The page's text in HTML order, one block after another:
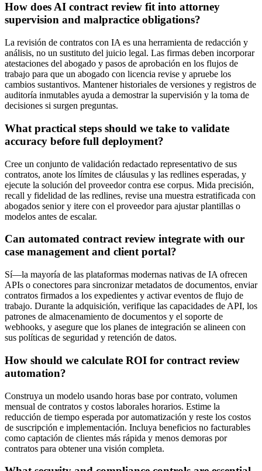
How does AI contract review fit into attorney
supervision and malpractice obligations?
La revisión de contratos con IA es una herramienta de redacción y
análisis, no un sustituto del juicio legal. Las firmas deben incorporar
atestaciones del abogado y pasos de aprobación en los flujos de
trabajo para que un abogado con licencia revise y apruebe los
cambios sustantivos. Mantener historiales de versiones y registros de
auditoría inmutables ayuda a demostrar la supervisión y la toma de
decisiones si surgen preguntas.
What practical steps should we take to validate
accuracy before full deployment?
Cree un conjunto de validación redactado representativo de sus
contratos, anote los límites de cláusulas y las redlines esperadas, y
ejecute la solución del proveedor contra ese corpus. Mida precisión,
recall y fidelidad de las redlines, revise una muestra estratificada con
abogados senior y itere con el proveedor para ajustar plantillas o
modelos antes de escalar.
Can automated contract review integrate with our
case management and client portal?
Sí—la mayoría de las plataformas modernas nativas de IA ofrecen
APIs o conectores para sincronizar metadatos de documentos, enviar
contratos firmados a los expedientes y activar eventos de flujo de
trabajo. Durante la adquisición, verifique las capacidades de API, los
patrones de almacenamiento de documentos y el soporte de
webhooks, y asegure que los planes de integración se alineen con
sus políticas de seguridad y retención de datos.
How should we calculate ROI for contract review
automation?
Construya un modelo usando horas base por contrato, volumen
mensual de contratos y costos laborales horarios. Estime la
reducción de tiempo esperada por automatización y reste los costos
de suscripción e implementación. Incluya beneficios no facturables
como captación de clientes más rápida y menos demoras por
contratos para obtener una visión completa.